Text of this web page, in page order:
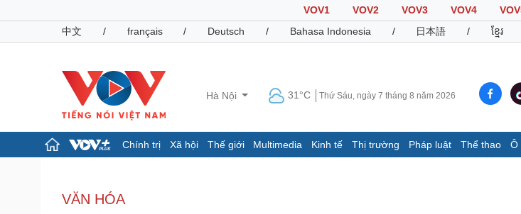
VOV1 VOV2 VOV3 VOV4
中文
/ français / Deutsch / Bahasa Indonesia / 日本語 / ខ្មែរ
Hà Nội 31°C Thứ Sáu, ngày 7 tháng 8 năm 2026
Chính trị Xã hội Thế giới Multimedia Kinh tế Thị trường Pháp luật Thể thao Ô
Đảng
Tổ chức nhân sự
VĂN HÓA